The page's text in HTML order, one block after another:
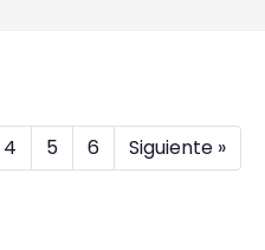
4 5 6 Siguiente »